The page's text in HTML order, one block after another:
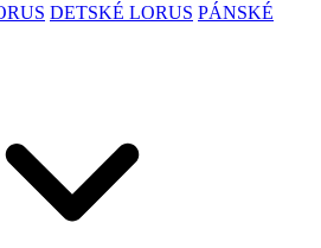
DETSKÉ LORUS PÁNSKÉ